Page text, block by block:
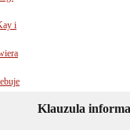
i
Klauzula